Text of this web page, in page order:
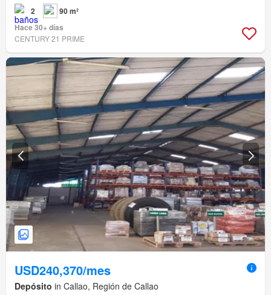
2
90 m²
Hace 30+ días
CENTURY 21 PRIME
USD240,370/mes
Depósito in Callao, Región de Callao